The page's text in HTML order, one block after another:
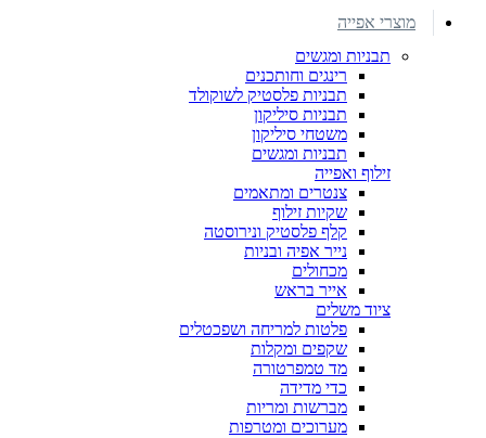
מוצרי אפייה
תבניות ומגשים
רינגים וחותכנים
תבניות פלסטיק לשוקולד
תבניות סיליקון
משטחי סיליקון
תבניות ומגשים
זילוף ואפייה
צנטרים ומתאמים
שקיות זילוף
קלף פלסטיק ונירוסטה
נייר אפיה ובניות
מכחולים
אייר בראש
ציוד משלים
פלטות למריחה ושפכטלים
שקפים ומקלות
מד טמפרטורה
כדי מדידה
מברשות ומריות
מערוכים ומטרפות